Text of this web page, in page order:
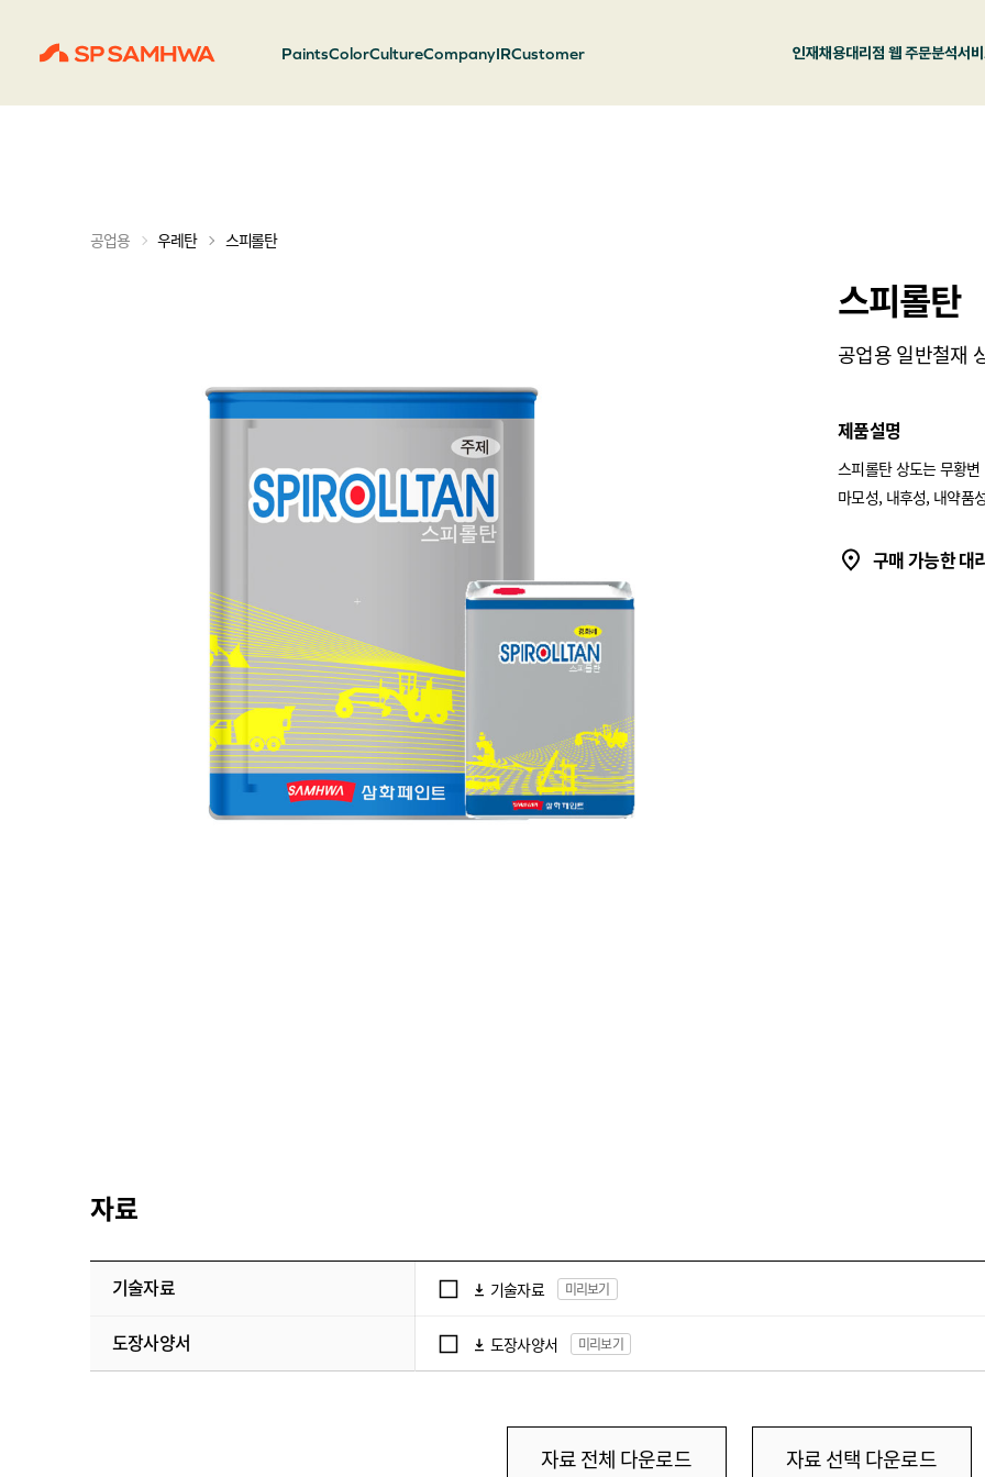
PaintsColorCultureCompanyIRCustomer 인재채용대리점 웹 주문분석서
공업용 우레탄 스피롤탄
스피롤탄
공업용 일반철재
제품설명
스피롤탄 상도는 무황
마모성, 내후성, 내약품
구매 가능한 대
자료
기술자료 기술자료 미리보기
도장사양서 도장사양서 미리보기
자료 전체 다운로드 자료 선택 다운로드